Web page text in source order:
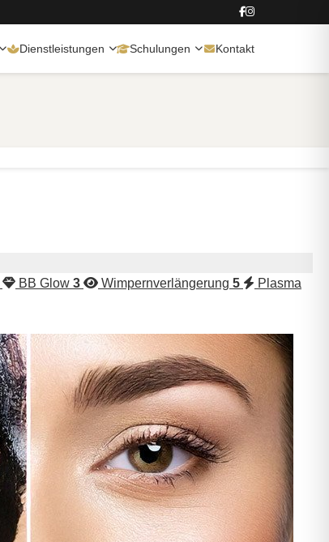
Dienstleistungen Schulungen Kontakt
BB Glow 3 Wimpernverlängerung 5
Plasma